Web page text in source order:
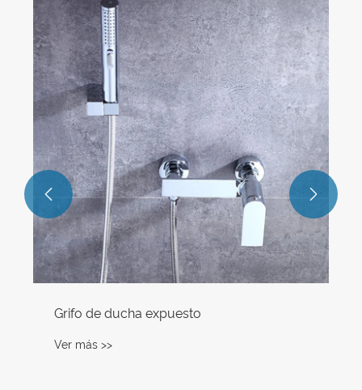
Juego de ducha de cascada baño negro
ducha caliente y fría
Ver más >>
 